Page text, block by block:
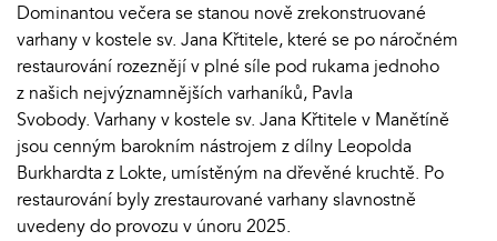
Dominantou večera se stanou nově zrekonstruované
varhany v kostele sv. Jana Křtitele, které se po náročném
restaurování rozeznějí v plné síle pod rukama jednoho
z našich nejvýznamnějších varhaníků, Pavla
Svobody. Varhany v kostele sv. Jana Křtitele v Manětíně
jsou cenným barokním nástrojem z dílny Leopolda
Burkhardta z Lokte, umístěným na dřevěné kruchtě. Po
restaurování byly zrestaurované varhany slavnostně
uvedeny do provozu v únoru 2025.